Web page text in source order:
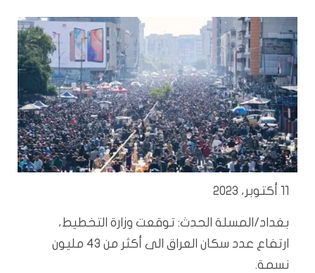
11 أكتوبر، 2023
بغداد/المسلة الحدث: توقعت وزارة التخطيط،
ارتفاع عدد سكان العراق الى أكثر من 43 مليون
نسمة.